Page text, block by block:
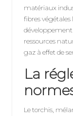
matériaux
fibres végétales
développement
ressources
gaz à effet de
La
Le torchis,